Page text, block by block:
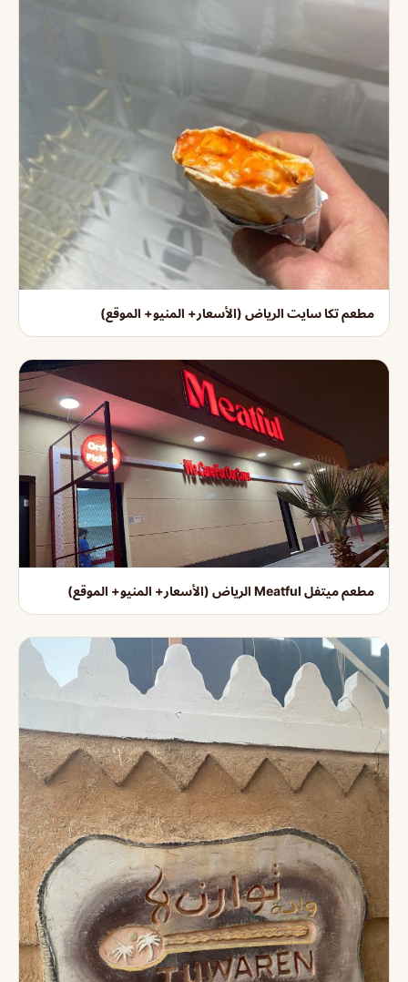
مطعم تكا سايت الرياض (الأسعار+ المنيو+ الموقع)
مطعم ميتفل Meatful الرياض (الأسعار+ المنيو+ الموقع)